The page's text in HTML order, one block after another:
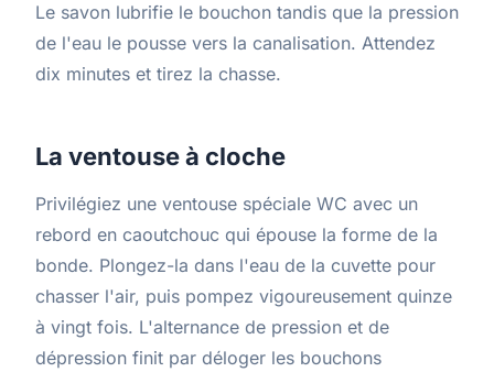
Le savon lubrifie le bouchon tandis que la pression
de l'eau le pousse vers la canalisation. Attendez
dix minutes et tirez la chasse.
La ventouse à cloche
Privilégiez une ventouse spéciale WC avec un
rebord en caoutchouc qui épouse la forme de la
bonde. Plongez-la dans l'eau de la cuvette pour
chasser l'air, puis pompez vigoureusement quinze
à vingt fois. L'alternance de pression et de
dépression finit par déloger les bouchons